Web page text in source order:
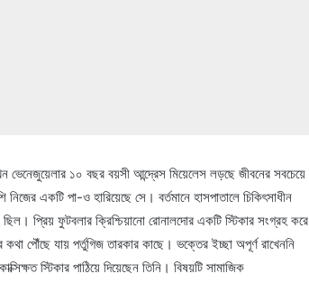
১০ বছর বয়সী আন্দ্রেস মিয়েলেস লড়ছে জীবনের সবচেয়ে
একটি পা-ও হারিয়েছে সে। বর্তমানে হাসপাতালে চিকিৎসাধীন
প্রিয় ফুটবলার ক্রিশ্চিয়ানো রোনালদোর একটি স্টিকার সংগ্রহ করে
পৌঁছে যায় পর্তুগিজ তারকার কাছে। ভক্তের ইচ্ছা অপূর্ণ রাখেননি
স্টিকার পাঠিয়ে দিয়েছেন তিনি। বিষয়টি সামাজিক